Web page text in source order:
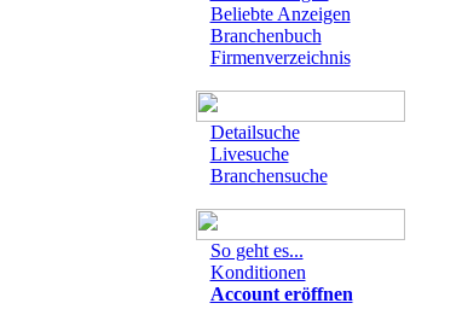
Beliebte Anzeigen
Branchenbuch
Firmenverzeichnis
Detailsuche
Livesuche
Branchensuche
So geht es...
Konditionen
Account eröffnen